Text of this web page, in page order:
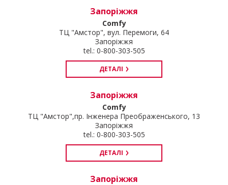
Запоріжжя
Comfy
ТЦ "Амстор", вул. Перемоги, 64
Запоріжжя
tel.: 0-800-303-505
ДЕТАЛІ
Запоріжжя
Comfy
ТЦ "Амстор",пр. Інженера Преображенського, 13
Запоріжжя
tel.: 0-800-303-505
ДЕТАЛІ
Запоріжжя